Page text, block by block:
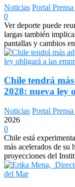
Noticias Portal
0
Ver deporte puede
largas también
pantallas y cambios
Chile tendrá
2028: nueva ley
Noticias Portal
2026
0
Chile está
más acelerados de su
proyecciones del